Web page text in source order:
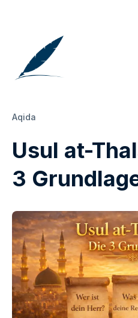
Aqida
Usul at-
3